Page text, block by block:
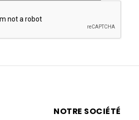
NOTRE SOCIÉTÉ